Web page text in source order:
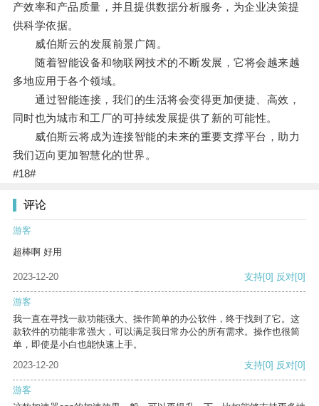
产效率和产品质量，并且提供数据分析服务，为企业决策提
供科学依据。
威伯斯云的发展前景广阔。
随着智能设备和物联网技术的不断发展，它将会越来越
多地应用于各个领域。
通过智能连接，我们的生活将会变得更加便捷、高效，
同时也为城市和工厂的可持续发展提供了新的可能性。
威伯斯云将成为连接智能的未来的重要支撑平台，助力
我们迈向更加智慧化的世界。
#18#
评论
游客
超棒啊 好用
2023-12-20 支持[0] 反对[0]
游客
我一直在寻找一款功能强大、操作简单的办公软件，终于找到了它。这
款软件的功能非常强大，可以满足我日常办公的所有需求。操作也很简
单，即使是小白也能快速上手。
2023-12-20
支持[0] 反对[0]
游客